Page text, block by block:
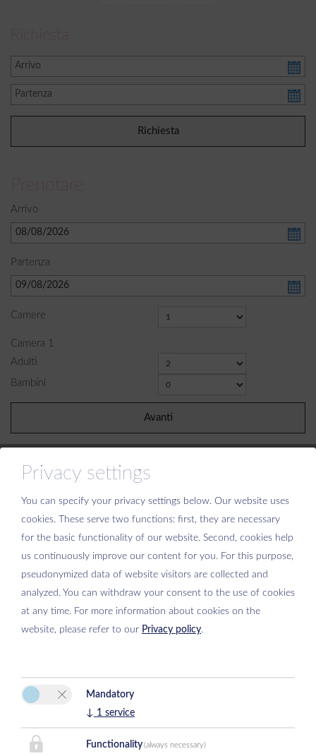
Richiesta
Prenotare
Arrivo
Partenza
Camere
Camera 1
Adulti
Bambini
Avanti
Si prega di attivare l'opzione “Funzionalità” nelle impostazioni dei
cookie per la corretta visualizzazione della mappa
Impostazioni dei cookie
Hotel Schermer
Kurstraße 8
Privacy settings
You can specify your privacy settings below. Our website uses
cookies. These serve two functions: first, they are necessary
for the basic functionality of our website. Second, cookies help
us continuously improve our content for you. For this purpose,
pseudonymized data of website visitors are collected and
analyzed. You can withdraw your consent to the use of cookies
at any time. For more information about cookies on the
website, please refer to our Privacy policy.
Mandatory
↓ 1 service
Functionality (always necessary)